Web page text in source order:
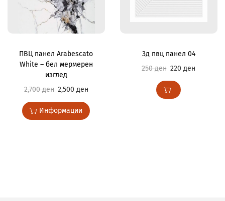
ПВЦ панел Arabescato
White – бел мермерен
изглед
2,700ден 2,500 ден
Информации
3д пвц панел 04
250ден 220ден